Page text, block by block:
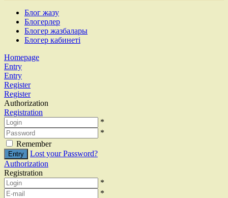
Блог жазу
Блогерлер
Блогер жазбалары
Блогер кабинеті
Homepage
Entry
Entry
Register
Register
Authorization
Registration
*
*
Remember
Lost your Password?
Authorization
Registration
*
*